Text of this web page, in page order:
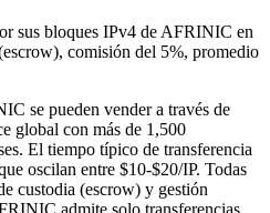
sus bloques IPv4 de AFRINIC en
comisión del 5%, promedio
se pueden vender a través de
global con más de 1,500
El tiempo típico de transferencia
oscilan entre $10-$20/IP. Todas
custodia (escrow) y gestión
admite solo transferencias